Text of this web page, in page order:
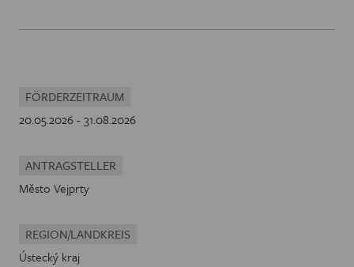
FÖRDERZEITRAUM
20.05.2026 - 31.08.2026
ANTRAGSTELLER
Město Vejprty
REGION/LANDKREIS
Ústecký kraj